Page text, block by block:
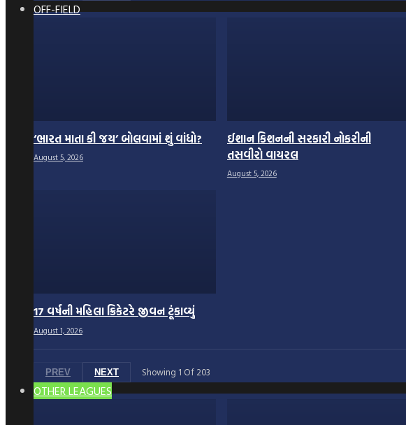
OFF-FIELD
‘ભારત માતા કી જય’ બોલવામાં શું વાંધો?
August 5, 2026
ઈશાન કિશનની સરકારી નોકરીની
તસવીરો વાયરલ
August 5, 2026
17 વર્ષની મહિલા ક્રિકેટરે જીવન ટૂંકાવ્યું
August 1, 2026
PREV NEXT Showing 1 Of 203
OTHER LEAGUES